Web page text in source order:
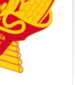
nước do El Nino